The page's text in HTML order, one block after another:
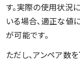
す。実際の使用状況
いる場合、適正な値
が可能です。
ただし、アンペア数